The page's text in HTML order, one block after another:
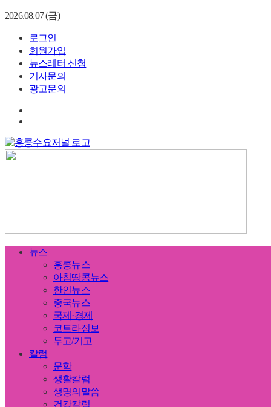
2026.08.07 (금)
로그인
회원가입
뉴스레터 신청
기사문의
광고문의
뉴스
홍콩뉴스
아침땅콩뉴스
한인뉴스
중국뉴스
국제·경제
코트라정보
투고/기고
칼럼
문학
생활칼럼
생명의말씀
건강칼럼